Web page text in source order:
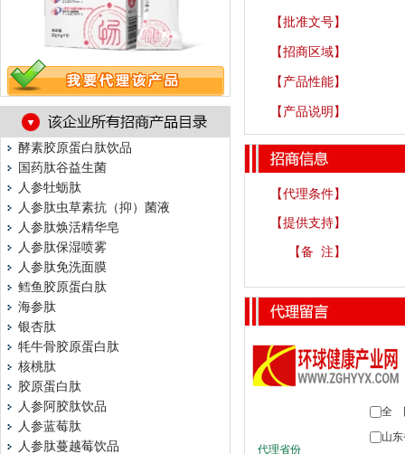
酵素胶原蛋白肽饮品
国药肽谷益生菌
人参牡蛎肽
人参肽虫草素抗（抑）菌液
人参肽焕活精华皂
人参肽保湿喷雾
人参肽免洗面膜
鳕鱼胶原蛋白肽
海参肽
银杏肽
牦牛骨胶原蛋白肽
核桃肽
胶原蛋白肽
人参阿胶肽饮品
人参蓝莓肽
人参肽蔓越莓饮品
【批准文号】
【招商区域】
【产品性能】
【产品说明】
【代理条件】
【提供支持】
【备 注】